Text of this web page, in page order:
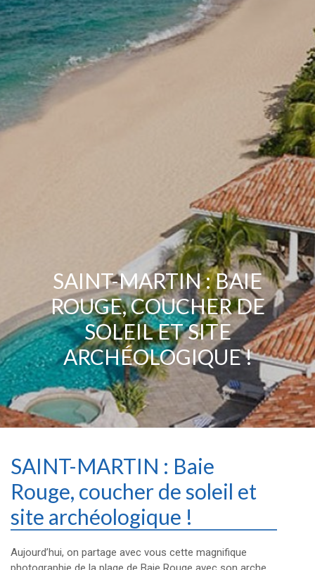
SAINT-MARTIN : BAIE
ROUGE, COUCHER DE
SOLEIL ET SITE
ARCHÉOLOGIQUE !
SAINT-MARTIN : Baie
Rouge, coucher de soleil et
site archéologique !
Aujourd’hui, on partage avec vous cette magnifique